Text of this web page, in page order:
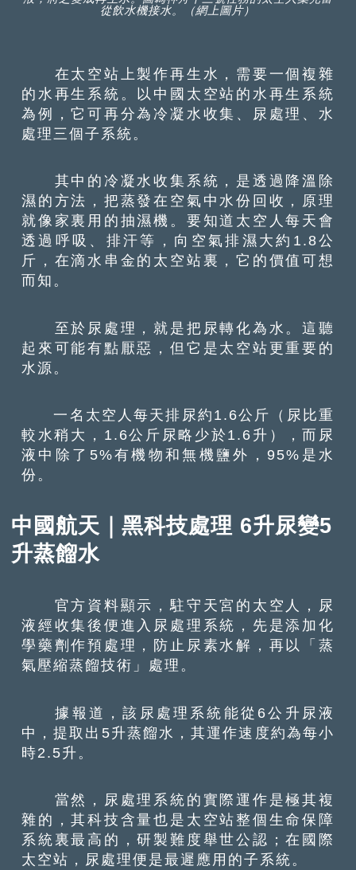
從飲水機接水。（網上圖片）
在太空站上製作再生水，需要一個複雜
的水再生系統。以中國太空站的水再生系統
為例，它可再分為冷凝水收集、尿處理、水
處理三個子系統。
其中的冷凝水收集系統，是透過降溫除
濕的方法，把蒸發在空氣中水份回收，原理
就像家裏用的抽濕機。要知道太空人每天會
透過呼吸、排汗等，向空氣排濕大約1.8公
斤，在滴水串金的太空站裏，它的價值可想
而知。
至於尿處理，就是把尿轉化為水。這聽
起來可能有點厭惡，但它是太空站更重要的
水源。
一名太空人每天排尿約1.6公斤（尿比重
較水稍大，1.6公斤尿略少於1.6升），而尿
液中除了5%有機物和無機鹽外，95%是水
份。
中國航天｜黑科技處理 6升尿變5
升蒸餾水
官方資料顯示，駐守天宮的太空人，尿
液經收集後便進入尿處理系統，先是添加化
學藥劑作預處理，防止尿素水解，再以「蒸
氣壓縮蒸餾技術」處理。
據報道，該尿處理系統能從6公升尿液
中，提取出5升蒸餾水，其運作速度約為每小
時2.5升。
當然，尿處理系統的實際運作是極其複
雜的，其科技含量也是太空站整個生命保障
系統裏最高的，研製難度舉世公認；在國際
太空站，尿處理便是最遲應用的子系統。